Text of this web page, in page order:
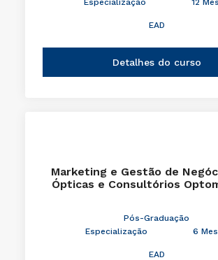
EAD
Detalhes do curso
Marketing e Gestão de
Ópticas e Consultórios
Pós-Graduação
Especialização
6
EAD